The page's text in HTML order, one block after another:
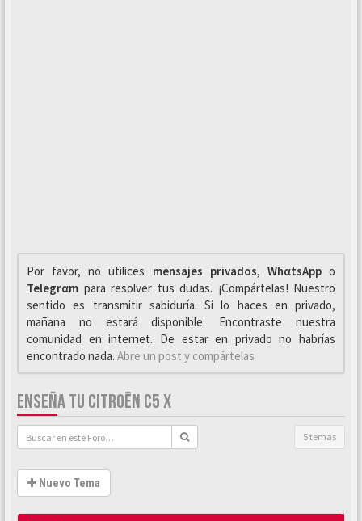
Por favor, no utilices mensajes privados, WhαtsAppo
Telegrαm para resolver tus dudas. ¡Compártelas! Nuestro
sentido es transmitir sabiduría. Si lo haces en privado,
mañana no estará disponible. Encontraste nuestra
comunidad en internet. De estar en privado no habrías
encontrado nada. Abre un post y compártelas
ENSEÑA TU CITROËN C5 X
5 temas
Nuevo Tema